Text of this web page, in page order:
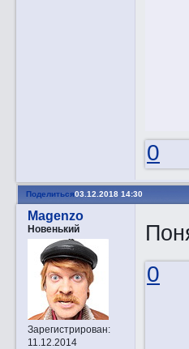
0
Поделиться03.12.2018 14:30
Magenzo
Новенький
Зарегистрирован:
11.12.2014
0